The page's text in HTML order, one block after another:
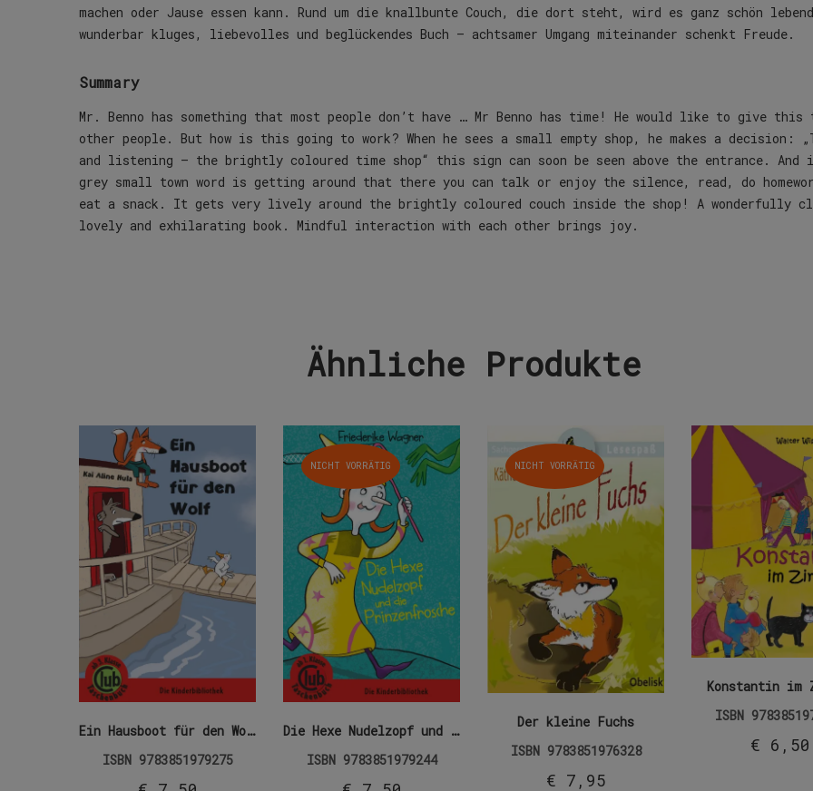
machen oder Jause essen kann. Rund um die knallbunte Couch, die dort steht, wird es ganz schön
wunderbar kluges, liebevolles und beglückendes Buch – achtsamer Umgang miteinander schenkt Freude.
Summary
Mr. Benno has something that most people don’t have … Mr Benno has time! He would like to give this
other people. But how is this going to work? When he sees a small empty shop, he makes a decision:
and listening – the brightly coloured time shop“ this sign can soon be seen above the entrance. And
grey small town word is getting around that there you can talk or enjoy the silence, read, do
eat a snack. It gets very lively around the brightly coloured couch inside the shop! A wonderfully
lovely and exhilarating book. Mindful interaction with each other brings joy.
Ähnliche Produkte
Ein Hausboot für den Wolf
ISBN 9783851979275
NICHT VORRÄTIG
Die Hexe Nudelzopf und die Prinzenfrösche
ISBN 9783851979244
NICHT VORRÄTIG
Der kleine Fuchs
ISBN 9783851976328
€ 7,95
Konstantin im
ISBN
€ 6,50